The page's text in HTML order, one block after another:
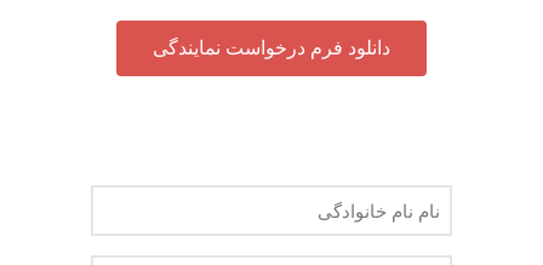
دانلود فرم درخواست نمایندگی
نام
نام
خانوادگی